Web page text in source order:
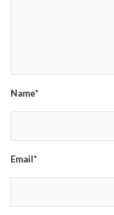
Name*
Email*